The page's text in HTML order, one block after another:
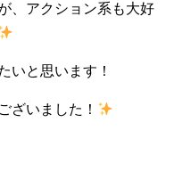
、アクション系も大好
いと思います！
ざいました！